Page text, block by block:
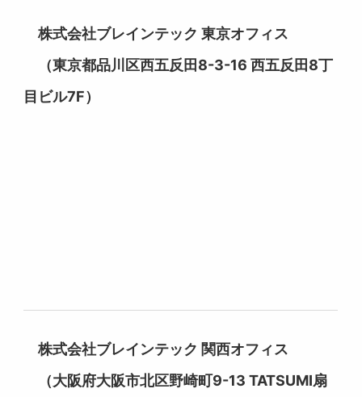
株式会社ブレインテック 東京オフィス
（東京都品川区西五反田8-3-16 西五反田8丁
目ビル7F）
株式会社ブレインテック 関西オフィス
（大阪府大阪市北区野崎町9-13 TATSUMI扇